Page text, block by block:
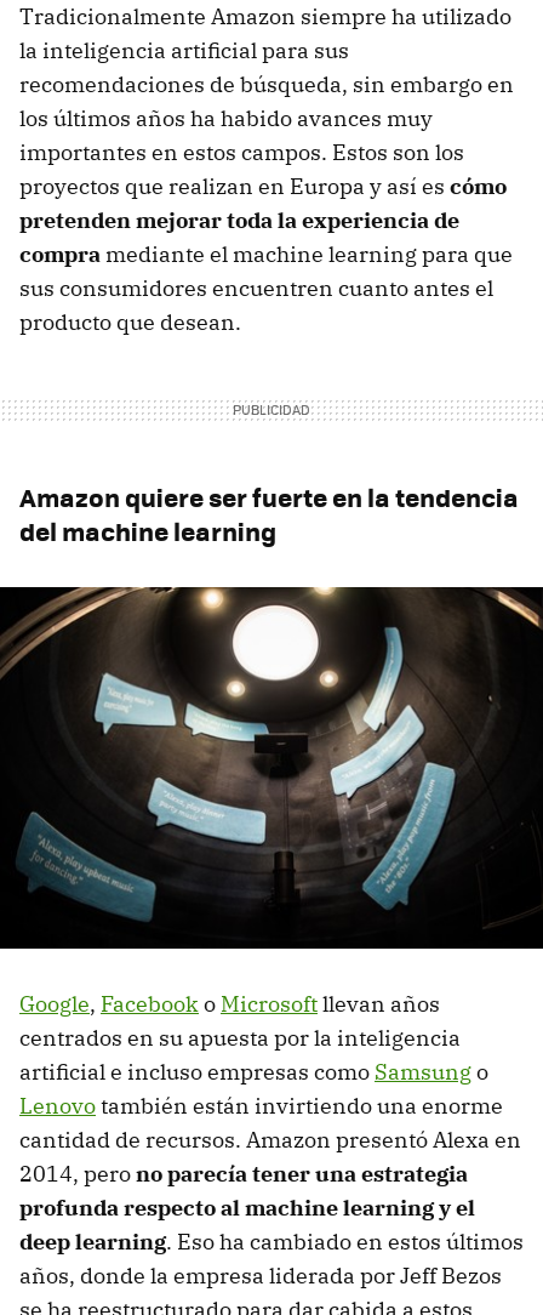
Tradicionalmente Amazon siempre ha utilizado
la inteligencia artificial para sus
recomendaciones de búsqueda, sin embargo en
los últimos años ha habido avances muy
importantes en estos campos. Estos son los
proyectos que realizan en Europa y así es cómo
pretenden mejorar toda la experiencia de
compra mediante el machine learning para que
sus consumidores encuentren cuanto antes el
producto que desean.
Amazon quiere ser fuerte en la tendencia
del machine learning
Google, Facebooko Microsoftllevan años
centrados en su apuesta por la inteligencia
artificial e incluso empresas como Samsungo
Lenovotambién están invirtiendo una enorme
cantidad de recursos. Amazon presentó Alexa en
2014, perono parecía tener una estrategia
profunda respecto al machine learning y el
deep learning. Eso ha cambiado en estos últimos
años, donde la empresa liderada por Jeff Bezos